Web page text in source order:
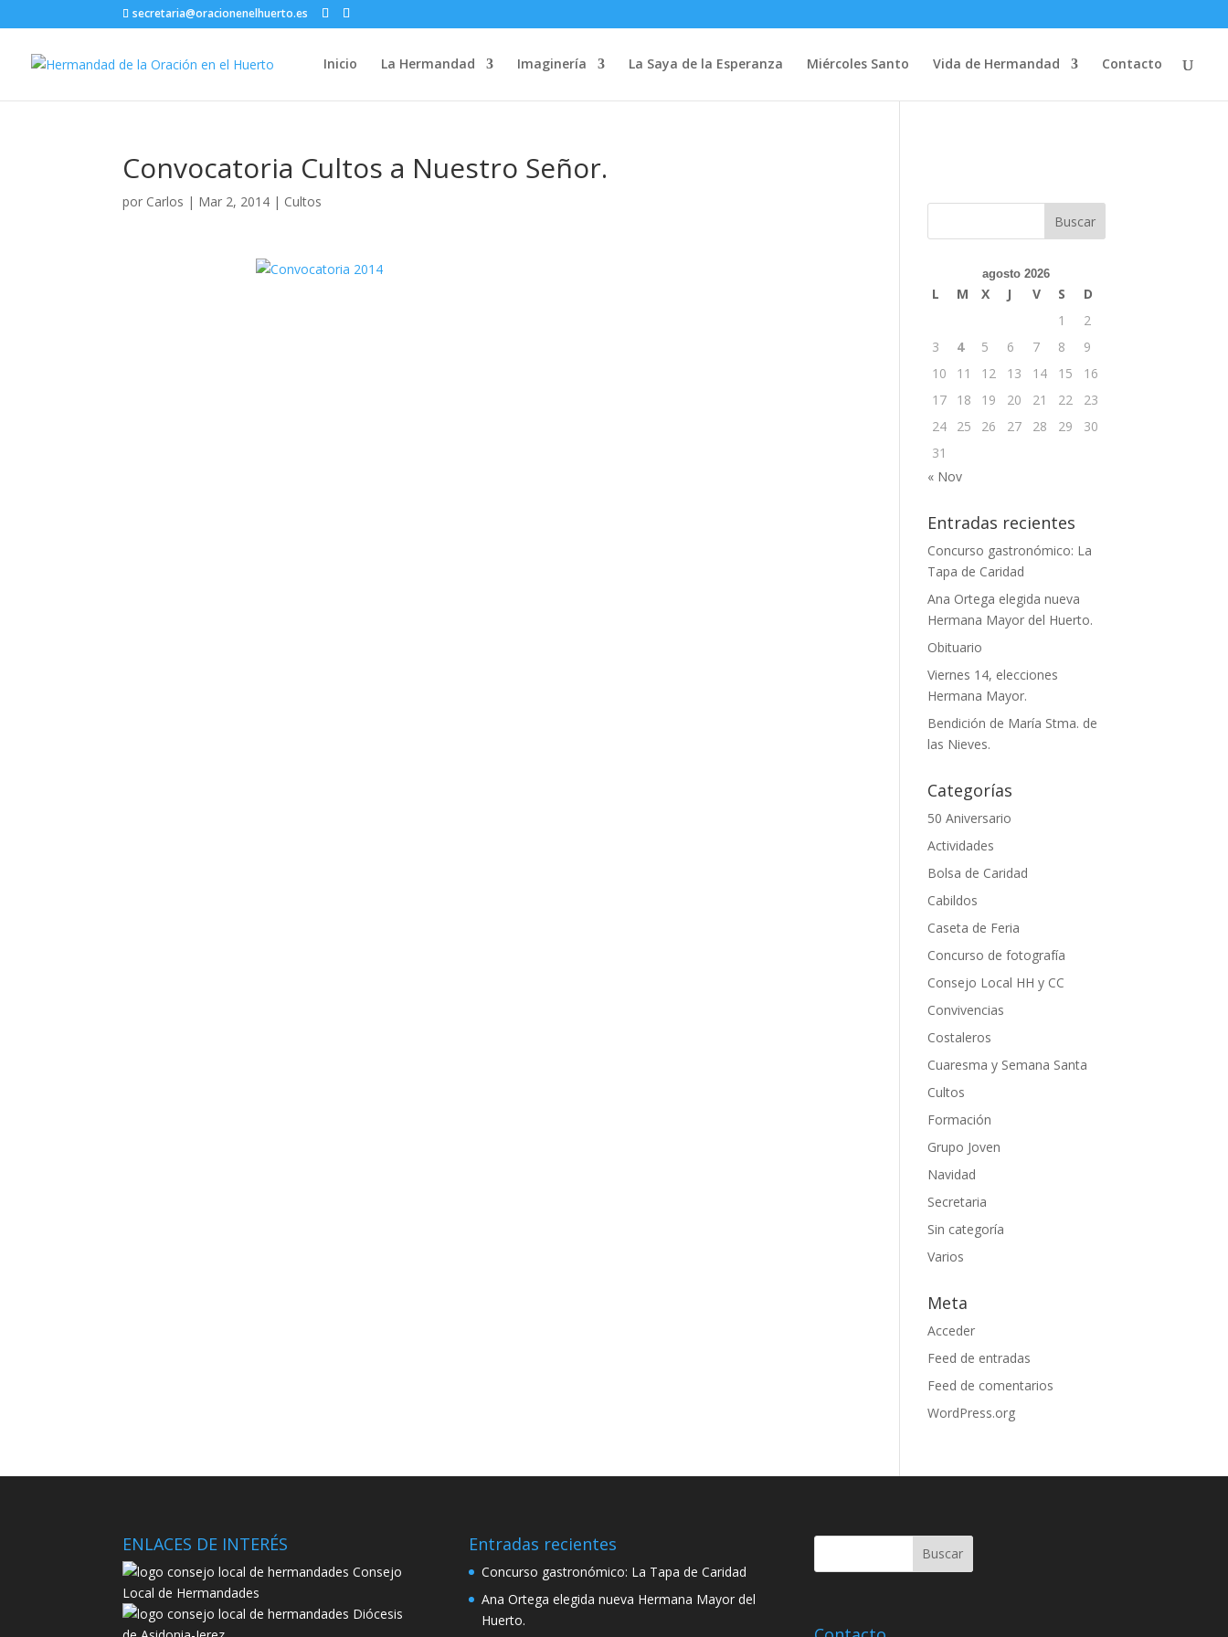
secretaria@oracionenelhuerto.es
Inicio La Hermandad Imaginería La Saya de la Esperanza Miércoles Santo Vida de Hermandad Contacto
Convocatoria Cultos a Nuestro Señor.
por Carlos | Mar 2, 2014 | Cultos
agosto 2026
L M X J V S
D
1
2
3
4 5 6 7 8
9
10
11 12 13 14 15
16
17
18 19 20 21 22
23
24
25 26 27 28 29
30
31
« Nov
Entradas recientes
Concurso gastronómico: La
Tapa de Caridad
Ana Ortega elegida nueva
Hermana Mayor del Huerto.
Obituario
Viernes 14, elecciones
Hermana Mayor.
Bendición de María Stma. de
las Nieves.
Categorías
50 Aniversario
Actividades
Bolsa de Caridad
Cabildos
Caseta de Feria
Concurso de fotografía
Consejo Local HH y CC
Convivencias
Costaleros
Cuaresma y Semana Santa
Cultos
Formación
Grupo Joven
Navidad
Secretaria
Sin categoría
Varios
Meta
Acceder
Feed de entradas
Feed de comentarios
WordPress.org
ENLACES DE INTERÉS
Consejo
Local de Hermandades
Diócesis
Entradas recientes
Concurso gastronómico: La Tapa de Caridad
Ana Ortega elegida nueva Hermana Mayor del
Huerto.